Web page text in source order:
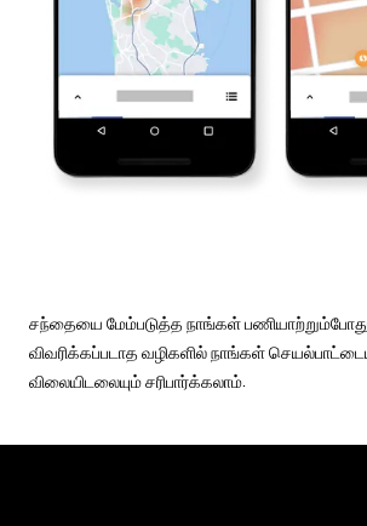
சந்தையை மேம்படுத்த நாங்கள்
விவரிக்கப்படாத வழிகளில் நாங்கள்
விலையிடலையும் சரிபார்க்கலாம்.